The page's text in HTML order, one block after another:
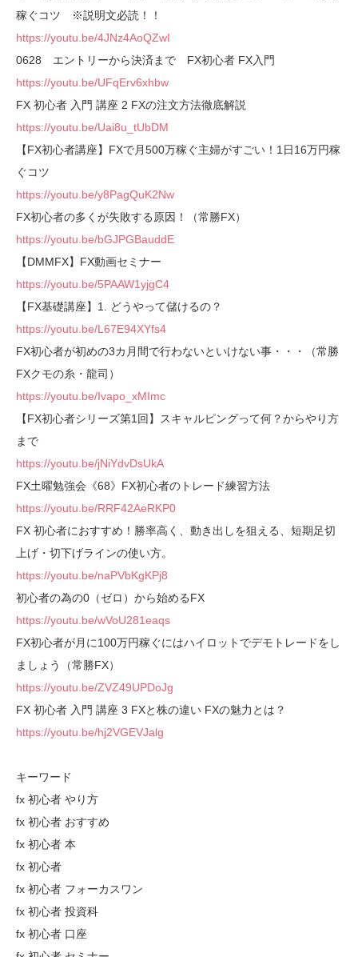
稼ぐコツ ※説明文必読！！
https://youtu.be/4JNz4AoQZwI
0628 エントリーから決済まで FX初心者 FX入門
https://youtu.be/UFqErv6xhbw
FX 初心者 入門 講座 2 FXの注文方法徹底解説
https://youtu.be/Uai8u_tUbDM
【FX初心者講座】FXで月500万稼ぐ主婦がすごい！1日16万円稼
ぐコツ
https://youtu.be/y8PagQuK2Nw
FX初心者の多くが失敗する原因！（常勝FX）
https://youtu.be/bGJPGBauddE
【DMMFX】FX動画セミナー
https://youtu.be/5PAAW1yjgC4
【FX基礎講座】1. どうやって儲けるの？
https://youtu.be/L67E94XYfs4
FX初心者が初めの3カ月間で行わないといけない事・・・（常勝
FXクモの糸・龍司）
https://youtu.be/Ivapo_xMImc
【FX初心者シリーズ第1回】スキャルピングって何？からやり方
まで
https://youtu.be/jNiYdvDsUkA
FX土曜勉強会《68》FX初心者のトレード練習方法
https://youtu.be/RRF42AeRKP0
FX 初心者におすすめ！勝率高く、動き出しを狙える、短期足切
上げ・切下げラインの使い方。
https://youtu.be/naPVbKgKPj8
初心者の為の0（ゼロ）から始めるFX
https://youtu.be/wVoU281eaqs
FX初心者が月に100万円稼ぐにはハイロットでデモトレードをし
ましょう（常勝FX）
https://youtu.be/ZVZ49UPDoJg
FX 初心者 入門 講座 3 FXと株の違い FXの魅力とは？
https://youtu.be/hj2VGEVJalg
キーワード
fx 初心者 やり方
fx 初心者 おすすめ
fx 初心者 本
fx 初心者
fx 初心者 フォーカスワン
fx 初心者 投資科
fx 初心者 口座